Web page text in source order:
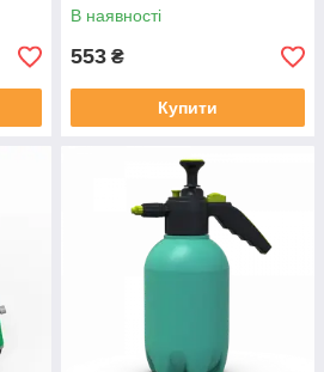
В наявності
553 ₴
Купити